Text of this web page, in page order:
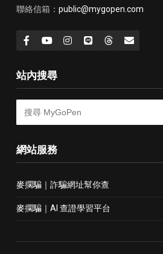
聯絡信箱： public@mygopen.com
站內搜尋
網站服務
麥擱騙｜詐騙網址幫你查
麥擱騙｜AI 查證學習平台